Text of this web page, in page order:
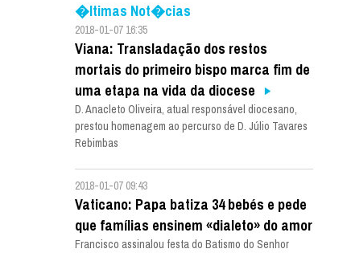
�ltimas Not�cias
2018-01-07 16:35
Viana: Transladação dos restos
mortais do primeiro bispo marca fim de
uma etapa na vida da diocese
D. Anacleto Oliveira, atual responsável diocesano,
prestou homenagem ao percurso de D. Júlio Tavares
Rebimbas
2018-01-07 09:43
Vaticano: Papa batiza 34 bebés e pede
que famílias ensinem «dialeto» do amor
Francisco assinalou festa do Batismo do Senhor